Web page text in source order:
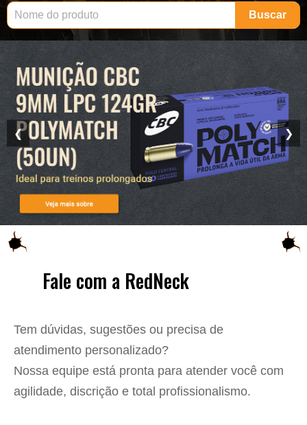
Buscar
❮ ❯
📞 Fale com a RedNeck
Tem dúvidas, sugestões ou precisa de
atendimento personalizado?
Nossa equipe está pronta para atender você com
agilidade, discrição e total profissionalismo.